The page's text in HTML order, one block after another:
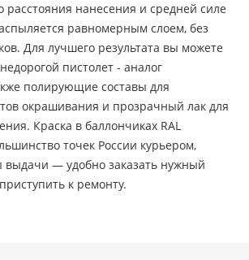
расстояния нанесения и средней силе
равномерным слоем, без
Для лучшего результата вы можете
пистолет - аналог
полирующие составы для
окрашивания и прозрачный лак для
Краска в баллончиках RAL
точек России курьером,
выдачи — удобно заказать нужный
к ремонту.